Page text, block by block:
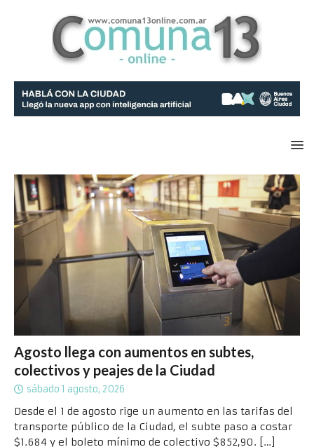
Agosto llega con aumentos en subtes,
colectivos y peajes de la Ciudad
sábado 1 agosto, 2026
Desde el 1 de agosto rige un aumento en las tarifas del
transporte público de la Ciudad, el subte paso a costar
$1.684 y el boleto mínimo de colectivo $852,90.
[…]